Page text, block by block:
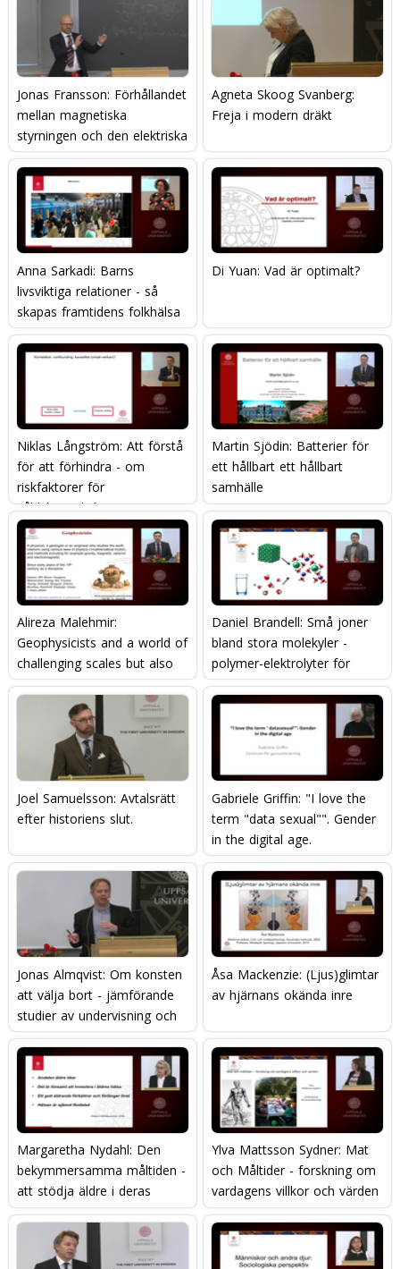
Jonas Fransson: Förhållandet
mellan magnetiska
styrningen och den elektriska
strömmen
Agneta Skoog Svanberg:
Freja i modern dräkt
Anna Sarkadi: Barns
livsviktiga relationer - så
skapas framtidens folkhälsa
Di Yuan: Vad är optimalt?
Niklas Långström: Att förstå
för att förhindra - om
riskfaktorer för
våldsbrottslighet
Martin Sjödin: Batterier för
ett hållbart ett hållbart
samhälle
Alireza Malehmir:
Geophysicists and a world of
challenging scales but also
opportunities - how we can
save you!
Daniel Brandell: Små joner
bland stora molekyler -
polymer-elektrolyter för
framtidens energilagring.
Joel Samuelsson: Avtalsrätt
efter historiens slut.
Gabriele Griffin: "I love the
term "data sexual"". Gender
in the digital age.
Jonas Almqvist: Om konsten
att välja bort - jämförande
studier av undervisning och
lärande
Åsa Mackenzie: (Ljus)glimtar
av hjärnans okända inre
Margaretha Nydahl: Den
bekymmersamma måltiden -
att stödja äldre i deras
matsituation
Ylva Mattsson Sydner: Mat
och Måltider - forskning om
vardagens villkor och värden